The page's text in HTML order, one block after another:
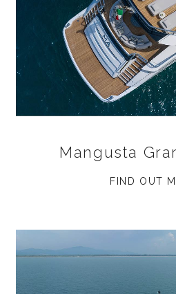
Mangusta
FIND OUT